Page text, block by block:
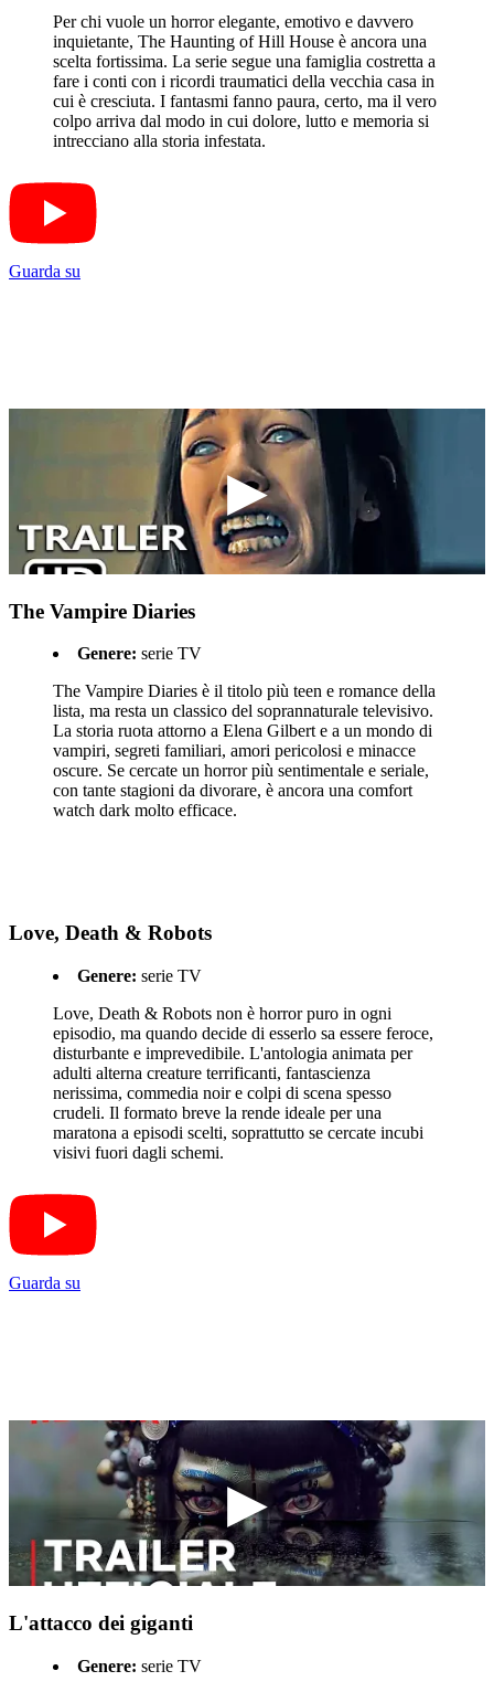
Per chi vuole un horror elegante, emotivo e davvero
inquietante, The Haunting of Hill House è ancora una
scelta fortissima. La serie segue una famiglia costretta a
fare i conti con i ricordi traumatici della vecchia casa in
cui è cresciuta. I fantasmi fanno paura, certo, ma il vero
colpo arriva dal modo in cui dolore, lutto e memoria si
intrecciano alla storia infestata.
Guarda su
The Vampire Diaries
Genere: serie TV
The Vampire Diaries è il titolo più teen e romance della
lista, ma resta un classico del soprannaturale televisivo.
La storia ruota attorno a Elena Gilbert e a un mondo di
vampiri, segreti familiari, amori pericolosi e minacce
oscure. Se cercate un horror più sentimentale e seriale,
con tante stagioni da divorare, è ancora una comfort
watch dark molto efficace.
Love, Death & Robots
Genere: serie TV
Love, Death & Robots non è horror puro in ogni
episodio, ma quando decide di esserlo sa essere feroce,
disturbante e imprevedibile. L'antologia animata per
adulti alterna creature terrificanti, fantascienza
nerissima, commedia noir e colpi di scena spesso
crudeli. Il formato breve la rende ideale per una
maratona a episodi scelti, soprattutto se cercate incubi
visivi fuori dagli schemi.
Guarda su
L'attacco dei giganti
Genere: serie TV